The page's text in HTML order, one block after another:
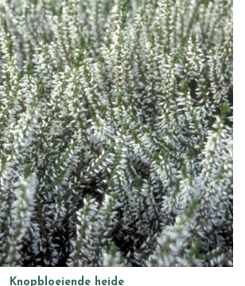
Knopbloeiende heide